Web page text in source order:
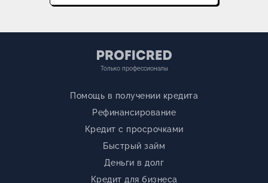
Только профессионалы
Помощь в получении кредита
Рефинансирование
Кредит с просрочками
Быстрый займ
Деньги в долг
Кредит для бизнеса